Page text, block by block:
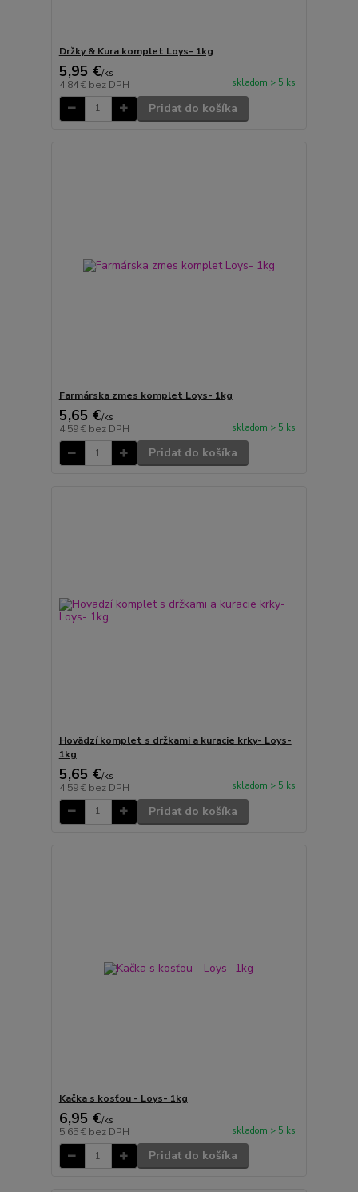
Držky & Kura komplet Loys- 1kg
5,95 €/ks
4,84 € bez DPH skladom > 5 ks
Pridať do košíka
Farmárska zmes komplet Loys- 1kg
5,65 €/ks
4,59 € bez DPH skladom > 5 ks
Pridať do košíka
Hovädzí komplet s držkami a kuracie krky- Loys-
1kg
5,65 €/ks
4,59 € bez DPH skladom > 5 ks
Pridať do košíka
Kačka s kosťou - Loys- 1kg
6,95 €/ks
5,65 € bez DPH skladom > 5 ks
Pridať do košíka